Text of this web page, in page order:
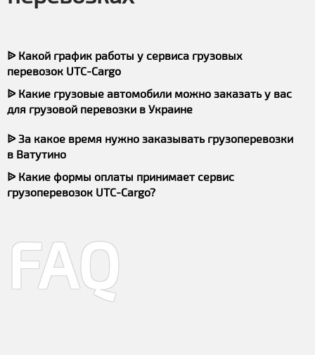
ᐉ Какой график работы у сервиса грузовых
перевозок UTC-Cargo
ᐉ Какие грузовые автомобили можно заказать у вас
для грузовой перевозки в Украине
ᐉ За какое время нужно заказывать грузоперевозки
в Ватутино
ᐉ Какие формы оплаты принимает сервис
грузоперевозок UTC-Cargo?
FAQ